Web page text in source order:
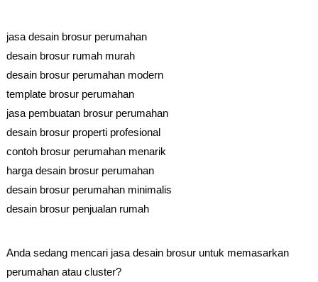
jasa desain brosur perumahan
desain brosur rumah murah
desain brosur perumahan modern
template brosur perumahan
jasa pembuatan brosur perumahan
desain brosur properti profesional
contoh brosur perumahan menarik
harga desain brosur perumahan
desain brosur perumahan minimalis
desain brosur penjualan rumah
Anda sedang mencari jasa desain brosur untuk memasarkan
perumahan atau cluster?